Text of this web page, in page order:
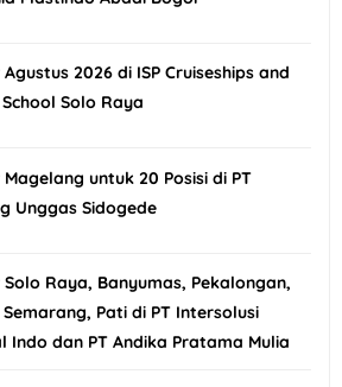
2026 di ISP Cruiseships and
Solo Raya
untuk 20 Posisi di PT
Unggas Sidogede
Solo Raya, Banyumas, Pekalongan,
Semarang, Pati di PT Intersolusi
Indo dan PT Andika Pratama Mulia